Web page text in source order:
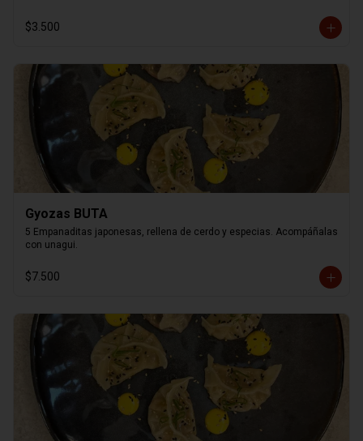
$3.500
Gyozas BUTA
5 Empanaditas japonesas, rellena de cerdo y especias. Acompáñalas
con unagui.
$7.500